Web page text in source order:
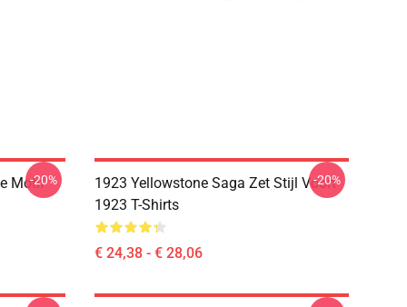
Motif
-20%
1923 Yellowstone Saga Zet Stijl Voort
1923 T-Shirts
€ 24,38 - € 28,06
-20%